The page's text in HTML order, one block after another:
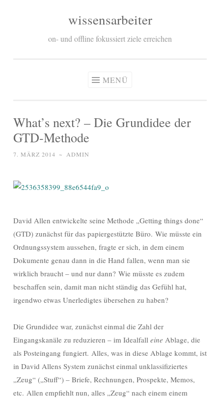
wissensarbeiter
on- und offline fokussiert ziele erreichen
MENÜ
What’s next? – Die Grundidee der
GTD-Methode
7. MÄRZ 2014 ~ ADMIN
David Allen entwickelte seine Methode „Getting things done“
(GTD) zunächst für das papiergestützte Büro. Wie müsste ein
Ordnungssystem aussehen, fragte er sich, in dem einem
Dokumente genau dann in die Hand fallen, wenn man sie
wirklich braucht – und nur dann? Wie müsste es zudem
beschaffen sein, damit man nicht ständig das Gefühl hat,
irgendwo etwas Unerledigtes übersehen zu haben?
Die Grundidee war, zunächst einmal die Zahl der
Eingangskanäle zu reduzieren – im Idealfall eine Ablage, die
als Posteingang fungiert. Alles, was in diese Ablage kommt, ist
in David Allens System zunächst einmal unklassifiziertes
„Zeug“ („Stuff“) – Briefe, Rechnungen, Prospekte, Memos,
etc. Allen empfiehlt nun, alles „Zeug“ nach einem einem